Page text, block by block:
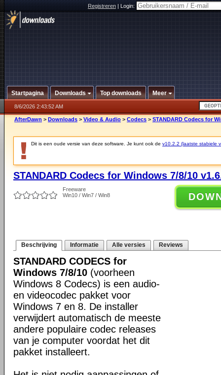
Registreren|Login:
Startpagina Downloads Top downloads Meer
8/6/2026 2:43:52 AM
AfterDawn > Downloads > Video & Audio > Codecs > STANDARD Codecs for
Dit is een oude versie van deze software. Je kunt ook de v10.2.2 (laatste stabiele
STANDARD Codecs for Windows 7/8/10
Freeware
Win10 / Win7 / Win8
Beschrijving Informatie Alle versies Reviews
STANDARD CODECS for
Windows 7/8/10 (voorheen
Windows 8 Codecs) is een audio-
en videocodec pakket voor
Windows 7 en 8. De installer
verwijdert automatisch de meeste
andere populaire codec releases
van je computer voordat het dit
pakket installeert.